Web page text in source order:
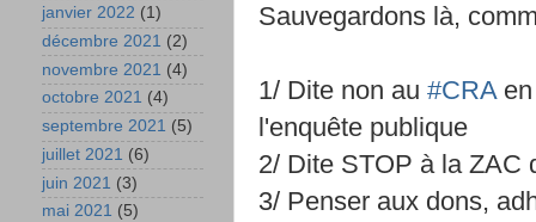
Sauvegardons là,
1/ Dite non au #CRAen
l'enquête publique
2/ Dite STOP à la ZAC
3/ Penser aux dons,
janvier 2022 (1)
décembre 2021 (2)
novembre 2021 (4)
octobre 2021 (4)
septembre 2021 (5)
juillet 2021 (6)
juin 2021 (3)
mai 2021 (5)